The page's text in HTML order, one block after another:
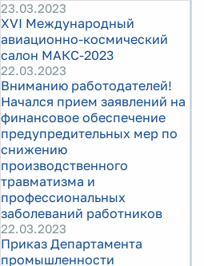
23.03.2023
XVI Международный
авиационно-космический
салон МАКС-2023
22.03.2023
Вниманию работодателей!
Начался прием заявлений на
финансовое обеспечение
предупредительных мер по
снижению
производственного
травматизма и
профессиональных
заболеваний работников
22.03.2023
Приказ Департамента
промышленности